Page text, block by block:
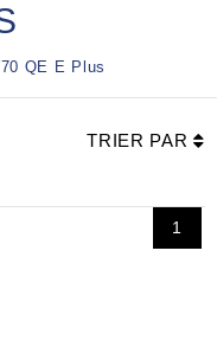
QE E Plus
TRIER PAR
1